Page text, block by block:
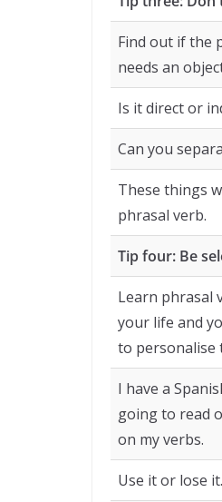
Find out if the
needs an
Is it direct or
Can you
These things
phrasal verb.
Tip four: Be
Learn phrasal
your life and
to personalise
I have a
going to read
on my verbs.
Use it or lose it.